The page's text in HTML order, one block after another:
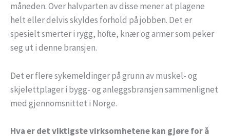
måneden. Over halvparten av disse mener at plagene
helt eller delvis skyldes forhold på jobben. Det er
spesielt smerter i rygg, hofte, knær og armer som peker
seg ut i denne bransjen.
Det er flere sykemeldinger på grunn av muskel- og
skjelettplager i bygg- og anleggsbransjen sammenlignet
med gjennomsnittet i Norge.
Hva er det viktigste virksomhetene kan gjøre for å